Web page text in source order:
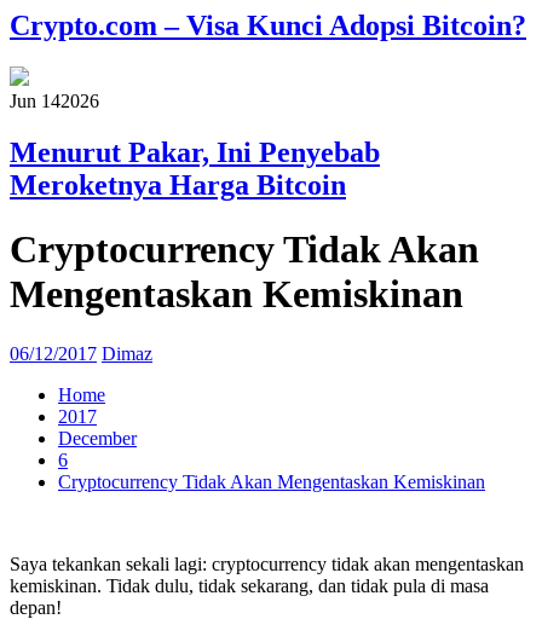
Crypto.com – Visa Kunci Adopsi Bitcoin?
Jun 142026
Menurut Pakar, Ini Penyebab
Meroketnya Harga Bitcoin
Cryptocurrency Tidak Akan
Mengentaskan Kemiskinan
06/12/2017 Dimaz
Home
2017
December
6
Cryptocurrency Tidak Akan Mengentaskan Kemiskinan
Saya tekankan sekali lagi: cryptocurrency tidak akan mengentaskan
kemiskinan. Tidak dulu, tidak sekarang, dan tidak pula di masa
depan!